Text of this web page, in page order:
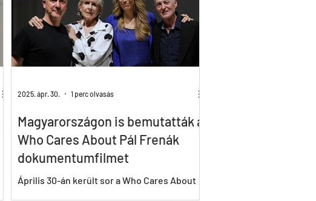
Magyarországon is bemutatták a
Who Cares About Pál Frenák
dokumentumfilmet
Április 30-án került sor a Who Cares About
2025. ápr. 30. 1 perc olvasás